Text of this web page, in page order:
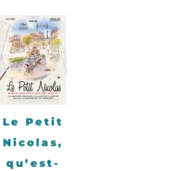
Le Petit
Nicolas,
qu’est-